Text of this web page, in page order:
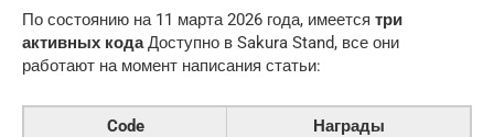
По состоянию на 11 марта 2026 года, имеется три
активных кодаДоступно в Sakura Stand, все они
работают на момент написания статьи:
Code Награды